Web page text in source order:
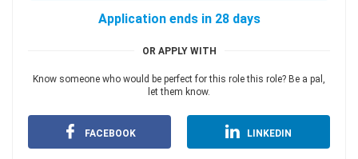
Application ends in 28 days
OR APPLY WITH
Know someone who would be perfect for this role this role? Be a pal,
let them know.
FACEBOOK LINKEDIN